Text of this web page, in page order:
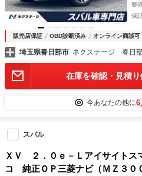
整
保
販売店保証 OBD診断済み オンライン商談可
埼玉県春日部市 ネクステージ 春日
在庫を確認・見積り
今あなたの他に6
スバル
ＸＶ ２．０ｅ－Ｌアイサイト
コ 純正ＯＰ三菱ナビ（ＭＺ３